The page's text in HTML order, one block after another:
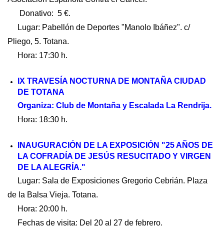
Donativo: 5 €.
Lugar: Pabellón de Deportes "Manolo Ibáñez". c/
Pliego, 5. Totana.
Hora: 17:30 h.
IX TRAVESÍA NOCTURNA DE MONTAÑA CIUDAD
DE TOTANA
Organiza: Club de Montaña y Escalada La Rendrija.
Hora: 18:30 h.
INAUGURACIÓN DE LA EXPOSICIÓN "25 AÑOS DE
LA COFRADÍA DE JESÚS RESUCITADO Y VIRGEN
DE LA ALEGRÍA."
Lugar: Sala de Exposiciones Gregorio Cebrián. Plaza
de la Balsa Vieja. Totana.
Hora: 20:00 h.
Fechas de visita: Del 20 al 27 de febrero.